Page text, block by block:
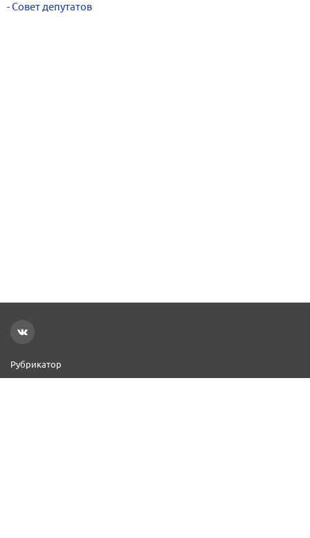
Совет депутатов
Рубрикатор